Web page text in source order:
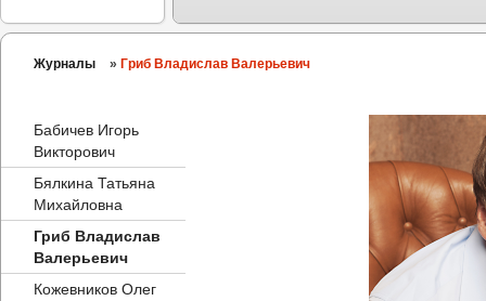
Журналы » Гриб Владислав Валерьевич
Бабичев Игорь
Викторович
Бялкина Татьяна
Михайловна
Гриб Владислав
Валерьевич
Кожевников Олег